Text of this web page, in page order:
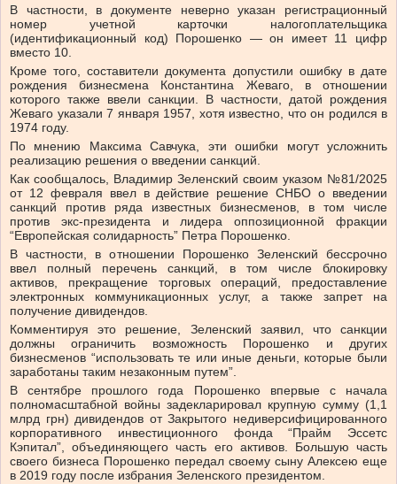
В частности, в документе неверно указан регистрационный
номер учетной карточки налогоплательщика
(идентификационный код) Порошенко — он имеет 11 цифр
вместо 10.
Кроме того, составители документа допустили ошибку в дате
рождения бизнесмена Константина Жеваго, в отношении
которого также ввели санкции. В частности, датой рождения
Жеваго указали 7 января 1957, хотя известно, что он родился в
1974 году.
По мнению Максима Савчука, эти ошибки могут усложнить
реализацию решения о введении санкций.
Как сообщалось, Владимир Зеленский своим указом №81/2025
от 12 февраля ввел в действие решение СНБО о введении
санкций против ряда известных бизнесменов, в том числе
против экс-президента и лидера оппозиционной фракции
“Европейская солидарность” Петра Порошенко.
В частности, в отношении Порошенко Зеленский бессрочно
ввел полный перечень санкций, в том числе блокировку
активов, прекращение торговых операций, предоставление
электронных коммуникационных услуг, а также запрет на
получение дивидендов.
Комментируя это решение, Зеленский заявил, что санкции
должны ограничить возможность Порошенко и других
бизнесменов “использовать те или иные деньги, которые были
заработаны таким незаконным путем”.
В сентябре прошлого года Порошенко впервые с начала
полномасштабной войны задекларировал крупную сумму (1,1
млрд грн) дивидендов от Закрытого недиверсифицированного
корпоративного инвестиционного фонда “Прайм Эссетс
Кэпитал”, объединяющего часть его активов. Большую часть
своего бизнеса Порошенко передал своему сыну Алексею еще
в 2019 году после избрания Зеленского президентом.